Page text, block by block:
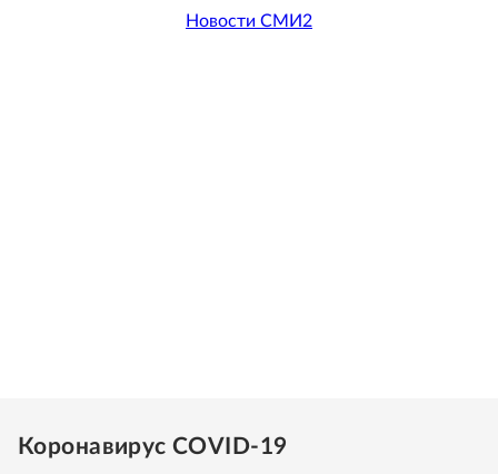
Новости СМИ2
Коронавирус COVID-19